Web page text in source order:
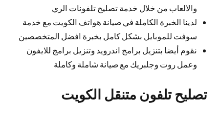
والالعاب من خلال خدمة تصليح تلفونات الري
لدينا الخبرة الكاملة في صيانة هواتف الكويت مع خدمة
سوفت للموبايل بشكل كامل بخبرة افضل المتخصصين
نقوم أيضا بتنزيل برامج اندرويد وتنزيل برامج للايفون
وعمل روت وجلبريك مع صيانة شاملة وكاملة
تصليح تلفون متنقل الكويت